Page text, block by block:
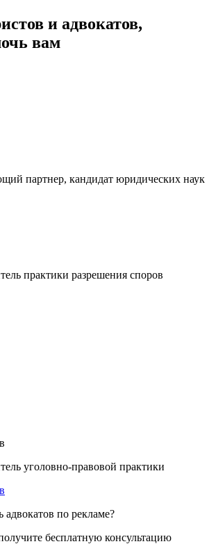
и адвокатов,
вам
партнер, кандидат юридических наук
практики разрешения споров
уголовно-правовой практики
по рекламе?
бесплатную консультацию